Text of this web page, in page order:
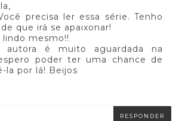
precisa ler essa série. Tenho
que irá se apaixonar!
mesmo!!
autora é muito aguardada na
poder ter uma chance de
la por lá! Beijos
RESPONDER